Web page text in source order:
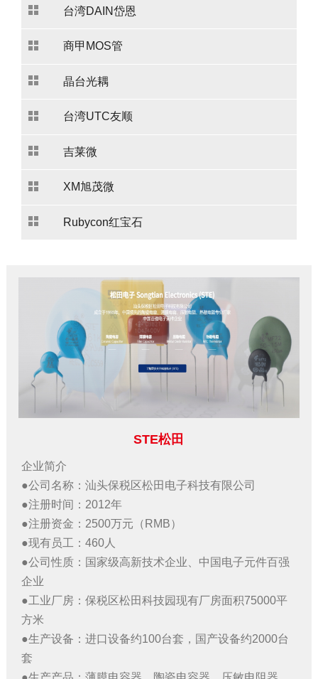
台湾DAIN岱恩
商甲MOS管
晶台光耦
台湾UTC友顺
吉莱微
XM旭茂微
Rubycon红宝石
STE松田
企业简介
●公司名称：汕头保税区松田电子科技有限公司
●注册时间：2012年
●注册资金：2500万元（RMB）
●现有员工：460人
●公司性质：国家级高新技术企业、中国电子元件百强
企业
●工业厂房：保税区松田科技园现有厂房面积75000平
方米
●生产设备：进口设备约100台套，国产设备约2000台
套